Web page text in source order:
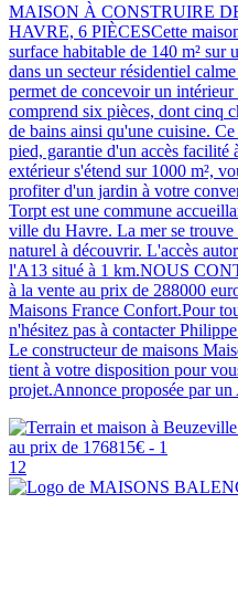
MAISON À CONSTRUIRE
HAVRE, 6 PIÈCESCette
surface habitable de 140 m² sur
dans un secteur résidentiel
permet de concevoir un
comprend six pièces, dont cinq
de bains ainsi qu'une cuisine.
pied, garantie d'un accès facilité
extérieur s'étend sur 1000 m²,
profiter d'un jardin à votre
Torpt est une commune
ville du Havre. La mer se
naturel à découvrir. L'accès
l'A13 situé à 1 km.NOUS
à la vente au prix de 288000
Maisons France Confort.Pour
n'hésitez pas à contacter
Le constructeur de maisons
tient à votre disposition pour
projet.Annonce proposée par
12